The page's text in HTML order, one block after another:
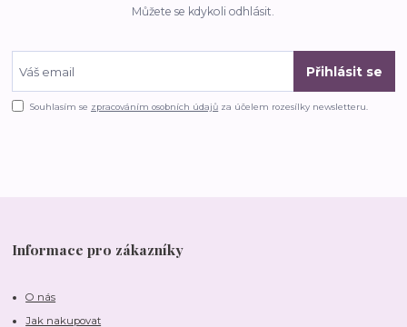
Můžete se kdykoli odhlásit.
Přihlásit se
Souhlasím se zpracováním osobních údajů za účelem rozesílky newsletteru.
Informace pro zákazníky
O nás
Jak nakupovat